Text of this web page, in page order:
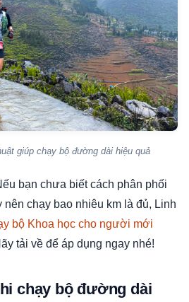
giúp chạy bộ đường dài hiệu quả
bạn chưa biết cách phân phối
chạy bao nhiêu km là đủ, Linh
bộ Khoa học cho người mới
tải về để áp dụng ngay nhé!
chạy bộ đường dài